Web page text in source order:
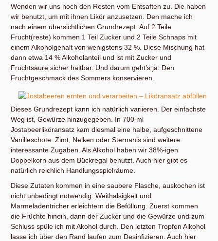
Wenden wir uns noch den Resten vom Entsaften zu. Die haben
wir benutzt, um mit ihnen Likör anzusetzen. Den mache ich
nach einem übersichtlichen Grundrezept: Auf 2 Teile
Frucht(reste) kommen 1 Teil Zucker und 2 Teile Schnaps mit
einem Alkoholgehalt von wenigstens 32 %. Diese Mischung hat
dann etwa 14 % Alkoholanteil und ist mit Zucker und
Fruchtsäure sicher haltbar. Und darum geht’s ja: Den
Fruchtgeschmack des Sommers konservieren.
Dieses Grundrezept kann ich natürlich variieren. Der einfachste
Weg ist, Gewürze hinzugegeben. In 700 ml
Jostabeerliköransatz kam diesmal eine halbe, aufgeschnittene
Vanilleschote. Zimt, Nelken oder Sternanis sind weitere
interessante Zugaben. Als Alkohol haben wir 38%-igen
Doppelkorn aus dem Bückregal benutzt. Auch hier gibt es
natürlich reichlich Handlungsspielräume.
Diese Zutaten kommen in eine saubere Flasche, auskochen ist
nicht unbedingt notwendig. Weithalsigkeit und
Marmeladentricher erleichtern die Befüllung. Zuerst kommen
die Früchte hinein, dann der Zucker und die Gewürze und zum
Schluss spüle ich mit Akohol durch. Den letzten Tropfen Alkohol
lasse ich über den Rand laufen zum Desinfizieren. Auch hier